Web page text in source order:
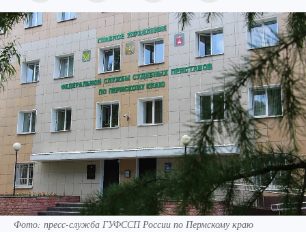
Фото: пресс-служба ГУФССП России по Пермскому краю